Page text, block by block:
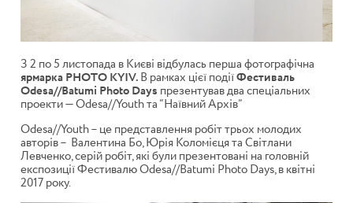
З 2 по 5 листопада в Києві відбулась перша фотографічна
ярмарка PHOTO KYIV.Врамках цієї подіїФестиваль
Odesa//Batumi Photo Days презентував два спеціальних
проекти — Odesa//Youth та “Наївний Архів”
Odesa//Youth – це представлення робіт трьох молодих
авторів – Валентина Бо, Юрія Коломієця та Світлани
Левченко, серій робіт, які були презентовані на головній
експозиції Фестивалю Odesa//Batumi Photo Days, в квітні
2017 року.